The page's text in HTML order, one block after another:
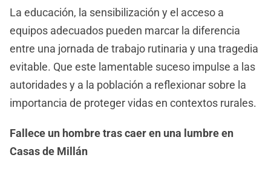
La educación, la sensibilización y el acceso a
equipos adecuados pueden marcar la diferencia
entre una jornada de trabajo rutinaria y una tragedia
evitable. Que este lamentable suceso impulse a las
autoridades y a la población a reflexionar sobre la
importancia de proteger vidas en contextos rurales.
Fallece un hombre tras caer en una lumbre en
Casas de Millán